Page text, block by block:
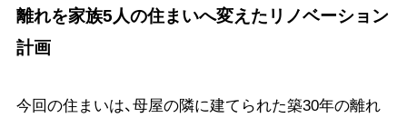
離れを家族5人の住まいへ変えたリノベーション
計画
今回の住まいは、母屋の隣に建てられた築30年の離れ